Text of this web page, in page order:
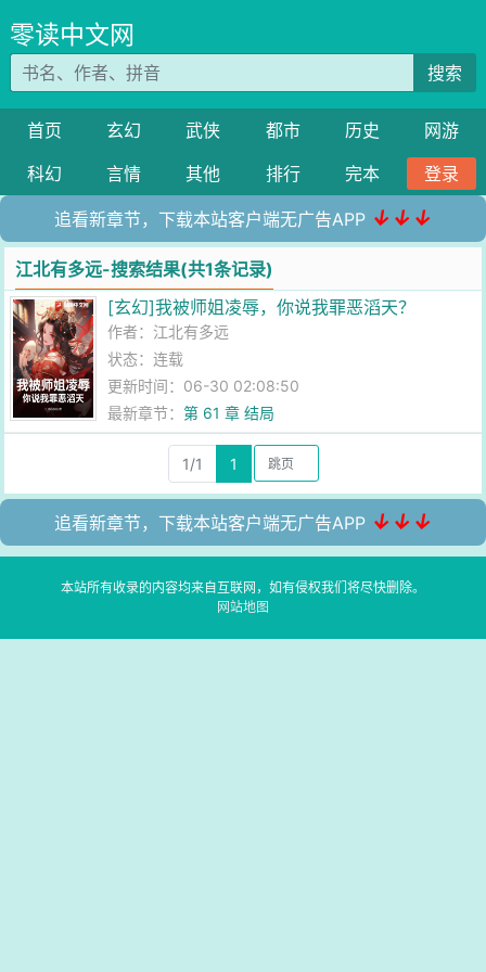
零读中文网
搜索
首页 玄幻 武侠 都市 历史
网游
科幻
言情 其他 排行 完本 登录
追看新章节，下载本站客户端无广告APP ↓↓↓
江北有多远-搜索结果(共1条记录)
[玄幻]我被师姐凌辱，你说我罪恶滔天？
作者： 江北有多远
状态：连载
更新时间：06-30 02:08:50
最新章节：第 61 章 结局
1/1 1
追看新章节，下载本站客户端无广告APP ↓↓↓
本站所有收录的内容均来自互联网，如有侵权我们将尽快删除。
网站地图